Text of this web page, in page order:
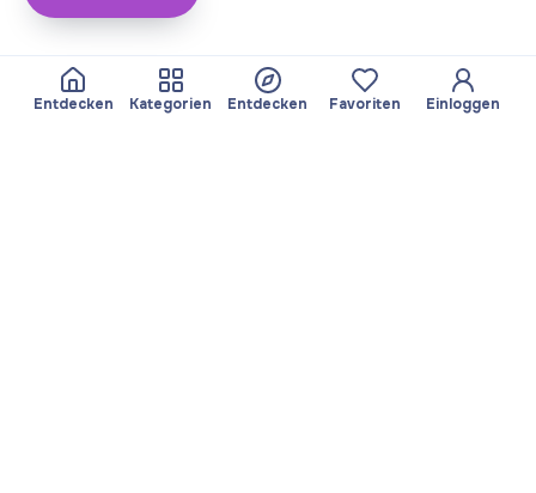
Entdecken Kategorien Entdecken Favoriten Einloggen